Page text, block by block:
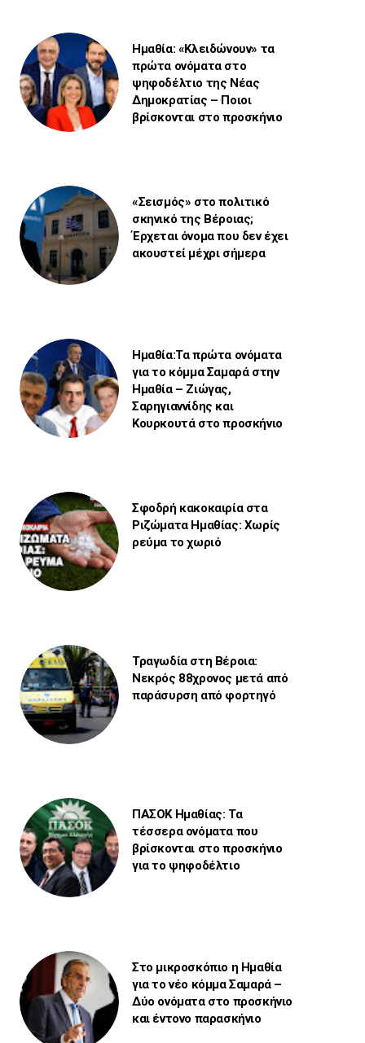
Ημαθία: «Κλειδώνουν» τα
πρώτα ονόματα στο
ψηφοδέλτιο της Νέας
Δημοκρατίας – Ποιοι
βρίσκονται στο προσκήνιο
«Σεισμός» στο πολιτικό
σκηνικό της Βέροιας;
Έρχεται όνομα που δεν έχει
ακουστεί μέχρι σήμερα
Ημαθία:Τα πρώτα ονόματα
για το κόμμα Σαμαρά στην
Ημαθία – Ζιώγας,
Σαρηγιαννίδης και
Κουρκουτά στο προσκήνιο
Σφοδρή κακοκαιρία στα
Ριζώματα Ημαθίας: Χωρίς
ρεύμα το χωριό
Τραγωδία στη Βέροια:
Νεκρός 88χρονος μετά από
παράσυρση από φορτηγό
ΠΑΣΟΚ Ημαθίας: Τα
τέσσερα ονόματα που
βρίσκονται στο προσκήνιο
για το ψηφοδέλτιο
Στο μικροσκόπιο η Ημαθία
για το νέο κόμμα Σαμαρά –
Δύο ονόματα στο προσκήνιο
και έντονο παρασκήνιο